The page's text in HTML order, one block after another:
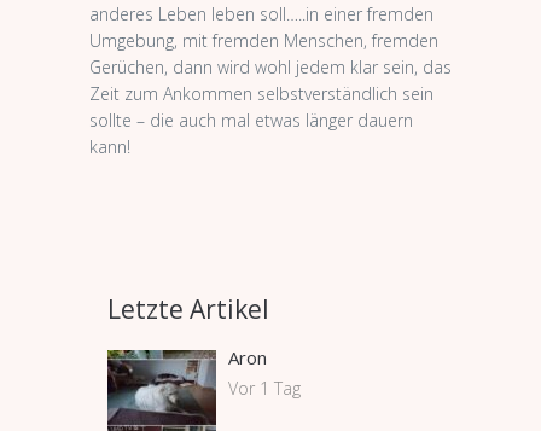
anderes Leben leben soll…..in einer fremden
Umgebung, mit fremden Menschen, fremden
Gerüchen, dann wird wohl jedem klar sein, das
Zeit zum Ankommen selbstverständlich sein
sollte – die auch mal etwas länger dauern
kann!
Letzte Artikel
Aron
Vor 1 Tag